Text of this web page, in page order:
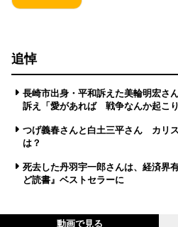
追悼
長崎市出身・平和訴えた美輪明宏
訴え「愛があれば 戦争なんか起こり
つげ義春さんと白土三平さん カリ
は？
死去した丹羽宇一郎さんは、経済
ど読書』ベストセラーに
動画で見る